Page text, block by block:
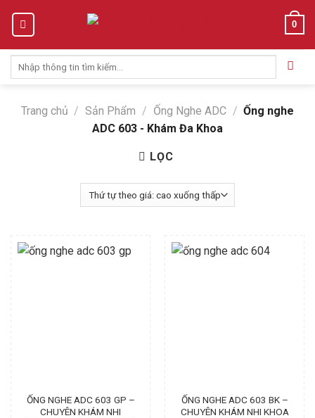
0
kiếm:
Trang chủ / Sản Phẩm / Ống Nghe ADC / Ống nghe
ADC 603 - Khám Đa Khoa
LỌC
ỐNG NGHE ADC 603 GP –
CHUYÊN KHÁM NHI
ỐNG NGHE ADC 603 BK –
CHUYÊN KHÁM NHI KHOA